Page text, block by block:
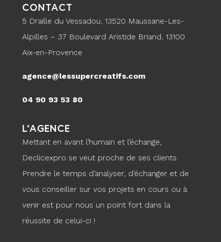
CONTACT
5 Draille du Vessadou, 13520 Maussane-Les-
Alpilles – 37 Boulevard Aristide Briand, 13100
Aix-en-Provence
agence@lessupercreatifs.com
04 90 93 53 80
L’AGENCE
Mettant en avant l’humain et l’échange,
Declicexpro se veut proche de ses clients.
Prendre le temps d’analyser, d’échanger et de
vous conseiller sur vos projets en cours ou à
venir est pour nous un point fort dans la
réussite de celui-ci !